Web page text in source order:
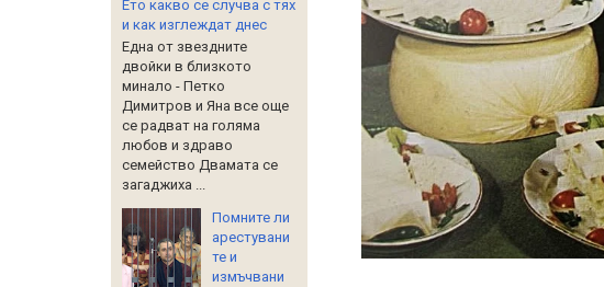
Ето какво се случва с тях
и как изглеждат днес
Една от звездните
двойки в близкото
минало - Петко
Димитров и Яна все още
се радват на голяма
любов и здраво
семейство Двамата се
загаджиха ...
Помните ли
арестувани
те и
измъчвани